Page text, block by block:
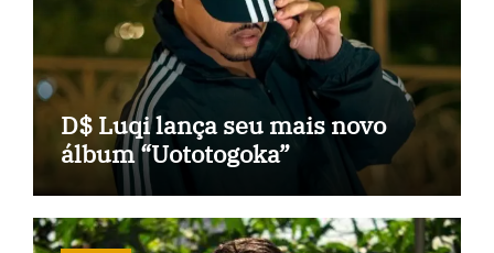
D$ Luqi lança seu mais novo
álbum “Uototogoka”